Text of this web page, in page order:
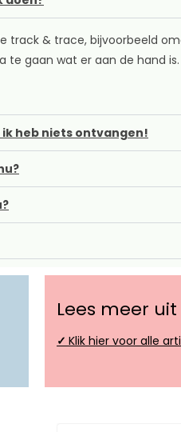
track & trace, bijvoorbeeld
gaan wat er aan de hand
heb niets ontvangen!
Lees meer
✓Klik hier voor alle